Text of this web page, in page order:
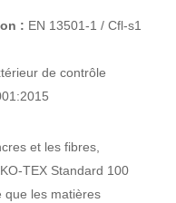
: EN 13501-1 / Cfl-s1
de contrôle
et les fibres,
TEX Standard 100
que les matières